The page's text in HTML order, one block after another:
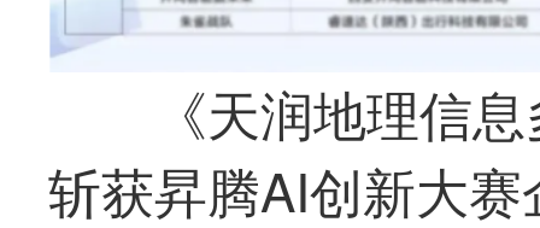
《天润地理信
斩获昇腾AI创新大